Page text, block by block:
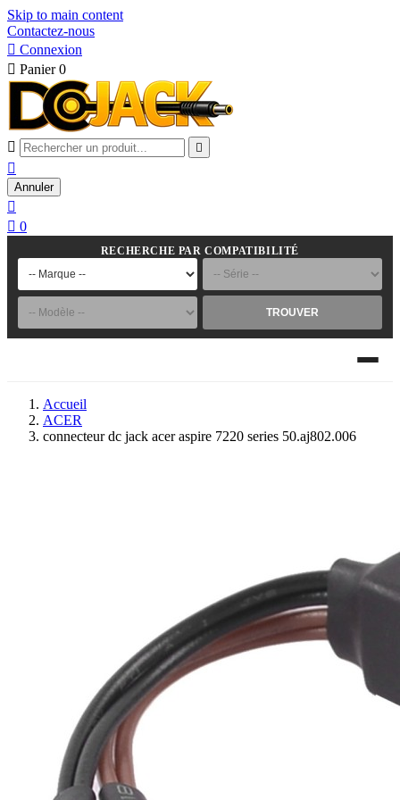
Skip to main content
Contactez-nous
 Connexion
 Panier 0
 

Annuler

 0
RECHERCHE PAR COMPATIBILITÉ
TROUVER
Accueil
ACER
connecteur dc jack acer aspire 7220 series 50.aj802.006